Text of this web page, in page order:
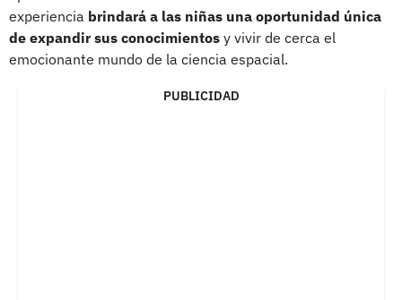
experiencia brindará a las niñas una oportunidad única
de expandir sus conocimientos y vivir de cerca el
emocionante mundo de la ciencia espacial.
PUBLICIDAD